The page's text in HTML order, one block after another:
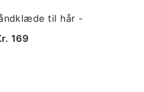
til hår -
169